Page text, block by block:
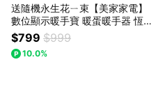
送隨機永生花ㄧ束【美家家電】
數位顯示暖手寶 暖蛋暖手器 恆
溫暖手寶 充電暖手寶 暖暖蛋 (不
挑色出貨)
$799 $999
10.0%